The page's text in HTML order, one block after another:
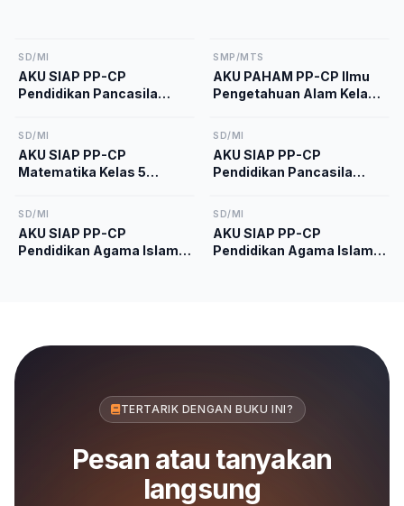
SD/MI
AKU SIAP PP-CP
Pendidikan Pancasila
Merdeka
SMP/MTS
AKU PAHAM PP-CP Ilmu
Pengetahuan Alam Kelas
SD/MI
AKU SIAP PP-CP
Matematika Kelas 5
SD/MI
AKU SIAP PP-CP
Pendidikan Pancasila
Merdeka
SD/MI
AKU SIAP PP-CP
Pendidikan Agama Islam
SD/MI
AKU SIAP PP-CP
Pendidikan Agama Islam
TERTARIK DENGAN BUKU INI?
Pesan atau tanyakan
langsung